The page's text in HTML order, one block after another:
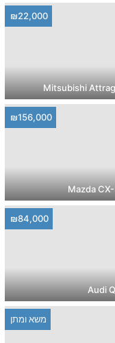
₪22,000
₪156,000
₪84,000
משא ומתן